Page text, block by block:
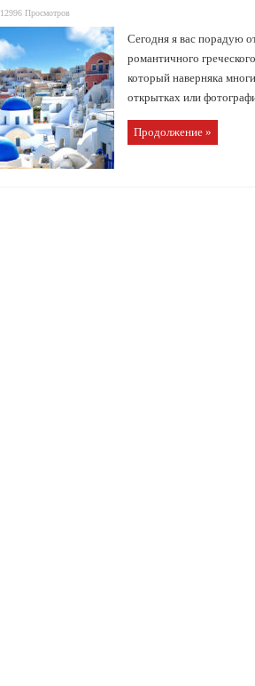
12996 Просмотров
Сегодня я вас порадую
романтичного
который наверняка
открытках или
Продолжение »